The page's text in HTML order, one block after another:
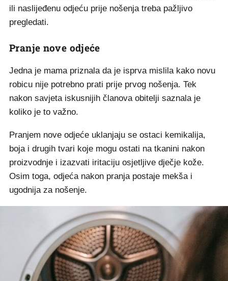
ili naslijeđenu odjeću prije nošenja treba pažljivo
pregledati.
Pranje nove odjeće
Jedna je mama priznala da je isprva mislila kako novu
robicu nije potrebno prati prije prvog nošenja. Tek
nakon savjeta iskusnijih članova obitelji saznala je
koliko je to važno.
Pranjem nove odjeće uklanjaju se ostaci kemikalija,
boja i drugih tvari koje mogu ostati na tkanini nakon
proizvodnje i izazvati iritaciju osjetljive dječje kože.
Osim toga, odjeća nakon pranja postaje mekša i
ugodnija za nošenje.